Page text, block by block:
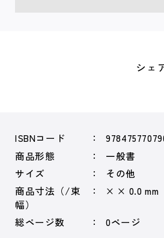
シェ
ISBNコード
商品形態
一般書
サイズ
その他
商品寸法（/束
幅）
× × 0.0 mm
総ページ数 0ページ